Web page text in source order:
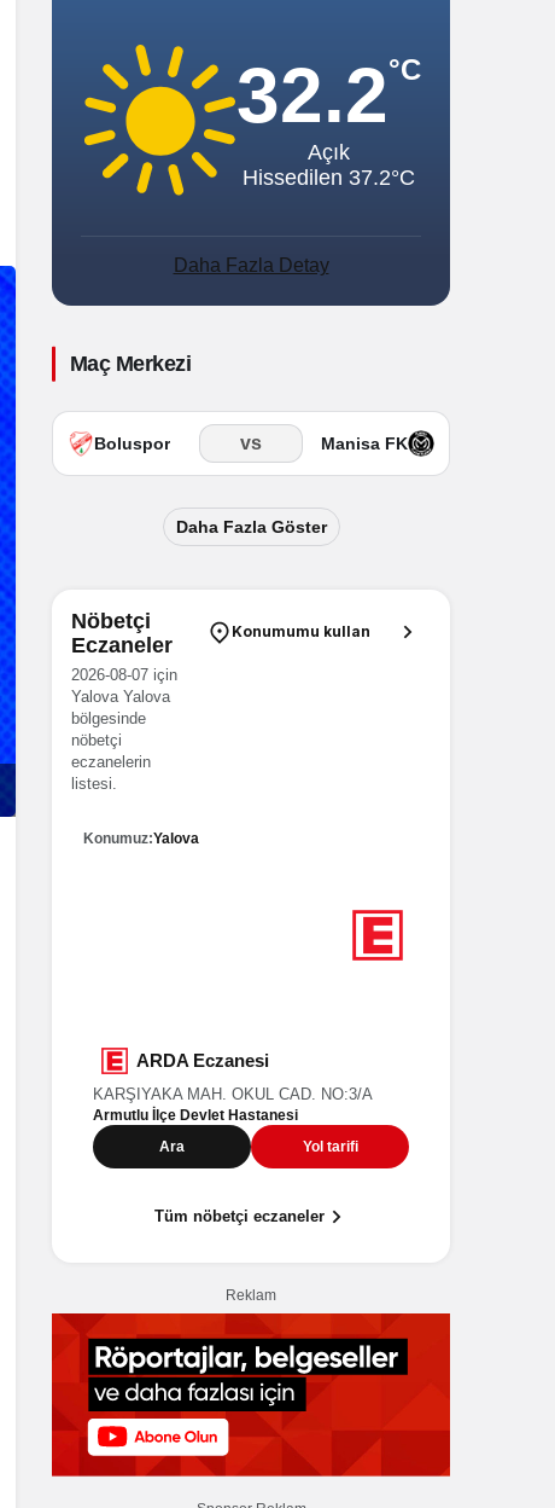
Sistem modunu seçin.
32.2°C
Açık
Hissedilen 37.2°C
Daha Fazla Detay
Maç Merkezi
Boluspor vs Manisa FK
Daha Fazla Göster
Nöbetçi
Eczaneler
2026-08-07 için
Yalova Yalova
bölgesinde
nöbetçi
eczanelerin
listesi.
Konumuz:Yalova
Konumumu kullan
BÜŞRA Eczanesi
HÜRRİYET MAH. BAĞDAT CAD. NO:42/8-9
Ara Yol tarifi